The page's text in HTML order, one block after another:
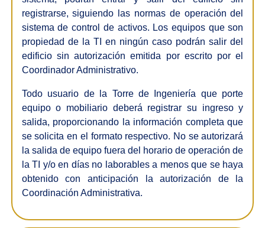
registrarse, siguiendo las normas de operación del
sistema de control de activos. Los equipos que son
propiedad de la TI en ningún caso podrán salir del
edificio sin autorización emitida por escrito por el
Coordinador Administrativo.
Todo usuario de la Torre de Ingeniería que porte
equipo o mobiliario deberá registrar su ingreso y
salida, proporcionando la información completa que
se solicita en el formato respectivo. No se autorizará
la salida de equipo fuera del horario de operación de
la TI y/o en días no laborables a menos que se haya
obtenido con anticipación la autorización de la
Coordinación Administrativa.